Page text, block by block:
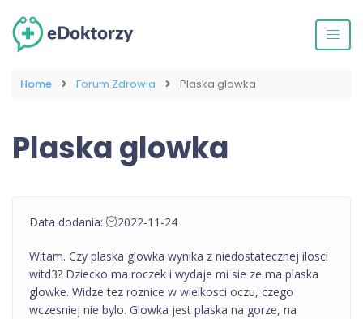
Home Forum Zdrowia Plaska glowka
Plaska glowka
Data dodania: 2022-11-24
Witam. Czy plaska glowka wynika z niedostatecznej ilosci
witd3? Dziecko ma roczek i wydaje mi sie ze ma plaska
glowke. Widze tez roznice w wielkosci oczu, czego
wczesniej nie bylo. Glowka jest plaska na gorze, na